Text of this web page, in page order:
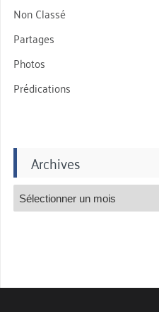
Non Classé
Partages
Photos
Prédications
Archives